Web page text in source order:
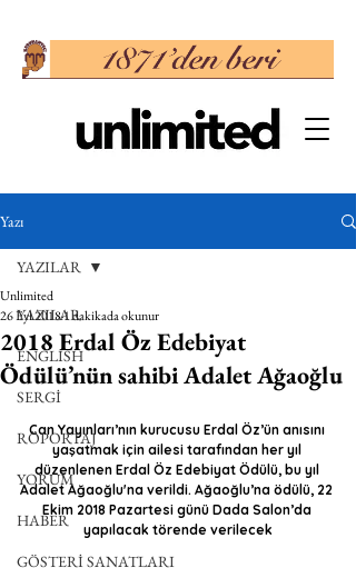
Yazı
YAZILAR
ENGLISH
SERGİ
RÖPORTAJ
YORUM
HABER
GÖSTERİ SANATLARI
YAZILAR
2018 Erdal Öz Edebiyat
Ödülü’nün sahibi Adalet Ağaoğlu
Unlimited
26 Eyl 20181 dakikada okunur
Can Yayınları’nın kurucusu Erdal Öz’ün anısını
yaşatmak için ailesi tarafından her yıl
düzenlenen Erdal Öz Edebiyat Ödülü, bu yıl
Adalet Ağaoğlu'na verildi. Ağaoğlu’na ödülü, 22
Ekim 2018 Pazartesi günü Dada Salon’da
yapılacak törende verilecek